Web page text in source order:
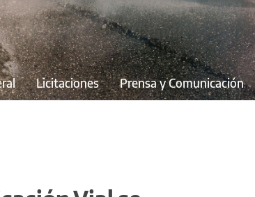
Licitaciones Prensa y Comunicación